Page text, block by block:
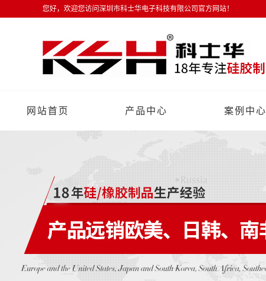
您好，欢迎您访问深圳市科士华电子科技有限公司官方网站！
网站首页 产品中心 案例中心